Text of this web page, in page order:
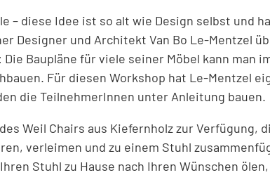
– diese Idee ist so alt wie Design selbst und
Designer und Architekt Van Bo Le-Mentzel
Baupläne für viele seiner Möbel kann man
Für diesen Workshop hat Le-Mentzel
die TeilnehmerInnen unter Anleitung bauen.
Weil Chairs aus Kiefernholz zur Verfügung,
verleimen und zu einem Stuhl
Stuhl zu Hause nach Ihren Wünschen